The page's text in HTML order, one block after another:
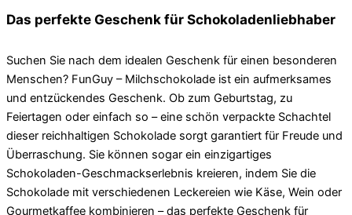
Das perfekte Geschenk für Schokoladenliebhaber
Suchen Sie nach dem idealen Geschenk für einen besonderen
Menschen? FunGuy – Milchschokolade ist ein aufmerksames
und entzückendes Geschenk. Ob zum Geburtstag, zu
Feiertagen oder einfach so – eine schön verpackte Schachtel
dieser reichhaltigen Schokolade sorgt garantiert für Freude und
Überraschung. Sie können sogar ein einzigartiges
Schokoladen-Geschmackserlebnis kreieren, indem Sie die
Schokolade mit verschiedenen Leckereien wie Käse, Wein oder
Gourmetkaffee kombinieren – das perfekte Geschenk für